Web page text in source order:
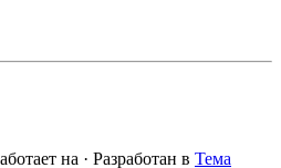
на · Разработан в Тема